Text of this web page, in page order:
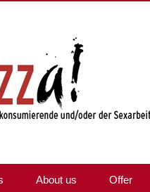
About us Offer